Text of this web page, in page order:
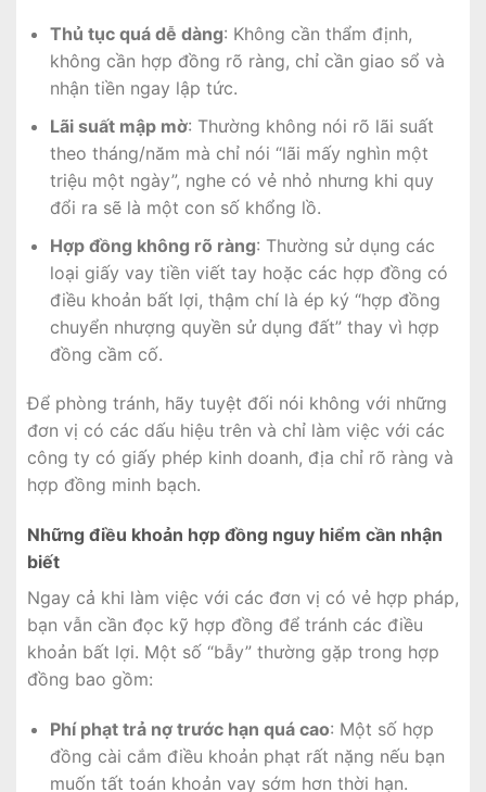
Thủ tục quá dễ dàng: Không cần thẩm định,
không cần hợp đồng rõ ràng, chỉ cần giao sổ và
nhận tiền ngay lập tức.
Lãi suất mập mờ: Thường không nói rõ lãi suất
theo tháng/năm mà chỉ nói “lãi mấy nghìn một
triệu một ngày”, nghe có vẻ nhỏ nhưng khi quy
đổi ra sẽ là một con số khổng lồ.
Hợp đồng không rõ ràng: Thường sử dụng các
loại giấy vay tiền viết tay hoặc các hợp đồng có
điều khoản bất lợi, thậm chí là ép ký “hợp đồng
chuyển nhượng quyền sử dụng đất” thay vì hợp
đồng cầm cố.
Để phòng tránh, hãy tuyệt đối nói không với những
đơn vị có các dấu hiệu trên và chỉ làm việc với các
công ty có giấy phép kinh doanh, địa chỉ rõ ràng và
hợp đồng minh bạch.
Những điều khoản hợp đồng nguy hiểm cần nhận
biết
Ngay cả khi làm việc với các đơn vị có vẻ hợp pháp,
bạn vẫn cần đọc kỹ hợp đồng để tránh các điều
khoản bất lợi. Một số “bẫy” thường gặp trong hợp
đồng bao gồm:
Phí phạt trả nợ trước hạn quá cao: Một số hợp
đồng cài cắm điều khoản phạt rất nặng nếu bạn
muốn tất toán khoản vay sớm hơn thời hạn.